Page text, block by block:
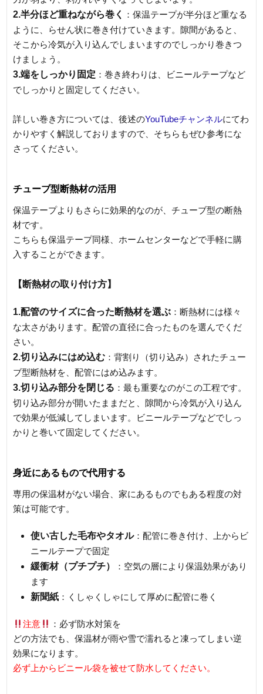
2.半分ほど重ねながら巻く
：保温テープが半分ほど重なる
ように、らせん状に巻き付けていきます。隙間があると、
そこから冷気が入り込んでしまいますのでしっかり巻きつ
けましょう。
3.端をしっかり固定 ：巻き終わりは、ビニールテープなど
でしっかりと固定してください。
詳しい巻き方については、後述のYouTubeチャンネルにてわ
かりやすく解説しておりますので、そちらもぜひ参考にな
さってください。
チューブ型断熱材の活用
保温テープよりもさらに効果的なのが、チューブ型の断熱
材です。
こちらも保温テープ同様、ホームセンターなどで手軽に購
入することができます。
【断熱材の取り付け方】
1.配管のサイズに合った断熱材を選ぶ ：断熱材には様々
な太さがあります。配管の直径に合ったものを選んでくだ
さい。
2.切り込みにはめ込む ：背割り（切り込み）されたチュー
ブ型断熱材を、配管にはめ込みます。
3.切り込み部分を閉じる ：最も重要なのがこの工程です。
切り込み部分が開いたままだと、隙間から冷気が入り込ん
で効果が低減してしまいます。ビニールテープなどでしっ
かりと巻いて固定してください。
身近にあるもので代用する
専用の保温材がない場合、家にあるものでもある程度の対
策は可能です。
使い古した毛布やタオル：配管に巻き付け、上からビ
ニールテープで固定
緩衝材（プチプチ）
：空気の層により保温効果があり
ます
新聞紙 ：くしゃくしゃにして厚めに配管に巻く
注意
：必ず防水対策を
どの方法でも、保温材が雨や雪で濡れると凍ってしまい逆
効果になります。
必ず上からビニール袋を被せて防水してください。